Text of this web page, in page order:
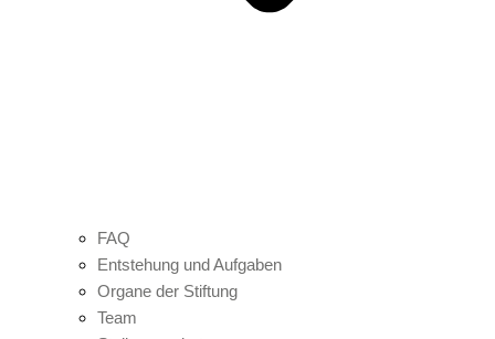
FAQ
Entstehung und Aufgaben
Organe der Stiftung
Team